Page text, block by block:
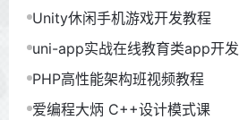
Unity休闲手机游戏开发教程
uni-app实战在线教育类app开发
PHP高性能架构班视频教程
爱编程大炳 C++设计模式课